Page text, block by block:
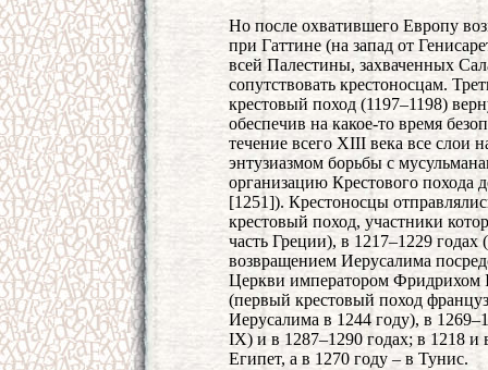
Но после охватившего Европу
при Гаттине (на запад от
всей Палестины, захваченных
сопутствовать крестоносцам.
крестовый поход (1197–1198)
обеспечив на какое-то время
течение всего XIII века все слои
энтузиазмом борьбы с
организацию Крестового похода
[1251]). Крестоносцы
крестовый поход, участники
часть Греции), в 1217–1229
возвращением Иерусалима
Церкви императором Фридрихом
(первый крестовый поход
Иерусалима в 1244 году), в
IX) и в 1287–1290 годах; в 1218 и
Египет, а в 1270 году – в Тунис.